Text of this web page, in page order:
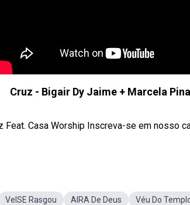
Cruz - Bigair Dy Jaime + Marcela
Feat. Casa Worship Inscreva-se em nosso
VelSE Rasgou AIRA De Deus
Véu Do